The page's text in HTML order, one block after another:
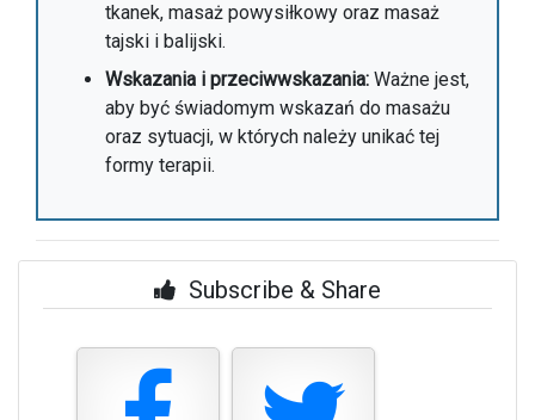
tkanek, masaż powysiłkowy oraz masaż
tajski i balijski.
Wskazania i przeciwwskazania: Ważne jest,
aby być świadomym wskazań do masażu
oraz sytuacji, w których należy unikać tej
formy terapii.
Subscribe & Share